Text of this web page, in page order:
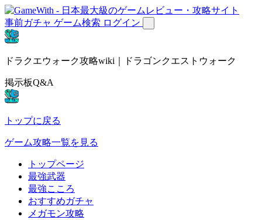
事前ガチャ ゲーム検索 ログイン
ドラクエウォーク攻略wiki｜ドラゴンクエストウォーク
掲示板Q&A
トップに戻る
ゲーム攻略一覧を見る
トップページ
最強武器
最強こころ
おすすめガチャ
メガモン攻略